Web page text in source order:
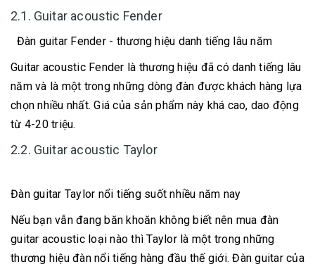
2.1. Guitar acoustic Fender
Đàn guitar Fender - thương hiệu danh tiếng lâu năm
Guitar acoustic Fender là thương hiệu đã có danh tiếng lâu
năm và là một trong những dòng đàn được khách hàng lựa
chọn nhiều nhất. Giá của sản phẩm này khá cao, dao động
từ 4-20 triệu.
2.2. Guitar acoustic Taylor
Đàn guitar Taylor nổi tiếng suốt nhiều năm nay
Nếu bạn vẫn đang băn khoăn không biết nên mua đàn
guitar acoustic loại nào thì Taylor là một trong những
thương hiệu đàn nổi tiếng hàng đầu thế giới. Đàn guitar của